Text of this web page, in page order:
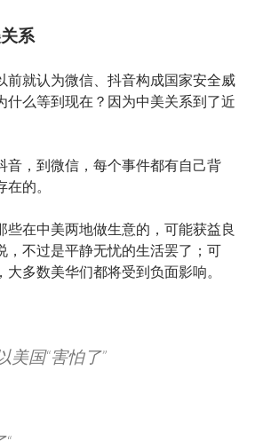
系
前就认为微信、抖音构成国家安全威
什么等到现在？因为中美关系到了近
音，到微信，每个事件都有自己背
的。
些在中美两地做生意的，可能获益良
，不过是平静无忧的生活罢了；可
多数美华们都将受到负面影响。
美国“害怕了”